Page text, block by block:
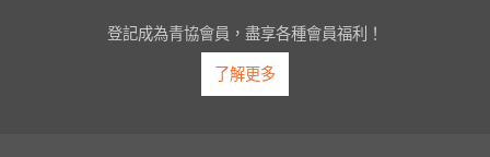
登記成為青協會員，盡享各種會員福利！
了解更多